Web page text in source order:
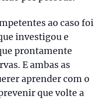
ao caso foi
investigou e
prontamente
E ambas as
aprender com o
que volte a